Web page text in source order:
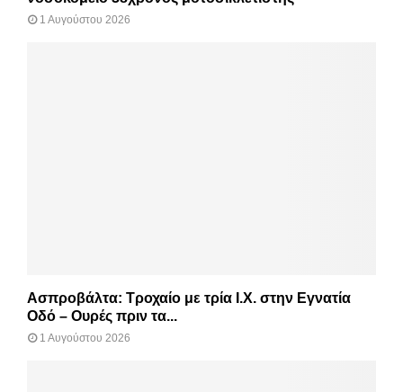
1 Αυγούστου 2026
Ασπροβάλτα: Τροχαίο με τρία Ι.Χ. στην Εγνατία
Οδό – Ουρές πριν τα...
1 Αυγούστου 2026